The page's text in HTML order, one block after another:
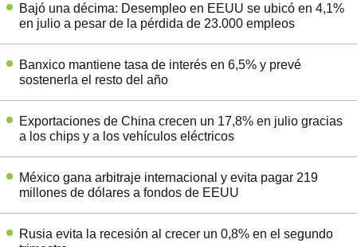
Bajó una décima: Desempleo en EEUU se ubicó en 4,1%
en julio a pesar de la pérdida de 23.000 empleos
Banxico mantiene tasa de interés en 6,5% y prevé
sostenerla el resto del año
Exportaciones de China crecen un 17,8% en julio gracias
a los chips y a los vehículos eléctricos
México gana arbitraje internacional y evita pagar 219
millones de dólares a fondos de EEUU
Rusia evita la recesión al crecer un 0,8% en el segundo